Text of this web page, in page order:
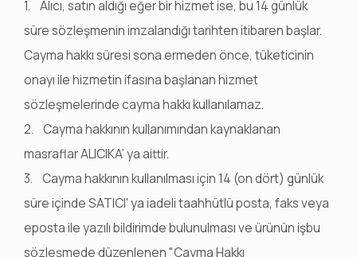
1. Alıcı, satın aldığı eğer bir hizmet ise, bu 14 günlük
süre sözleşmenin imzalandığı tarihten itibaren başlar.
Cayma hakkı süresi sona ermeden önce, tüketicinin
onayı ile hizmetin ifasına başlanan hizmet
sözleşmelerinde cayma hakkı kullanılamaz.
2. Cayma hakkının kullanımından kaynaklanan
masraflar ALICIKA’ ya aittir.
3. Cayma hakkının kullanılması için 14 (on dört) günlük
süre içinde SATICI' ya iadeli taahhütlü posta, faks veya
eposta ile yazılı bildirimde bulunulması ve ürünün işbu
sözleşmede düzenlenen "Cayma Hakkı